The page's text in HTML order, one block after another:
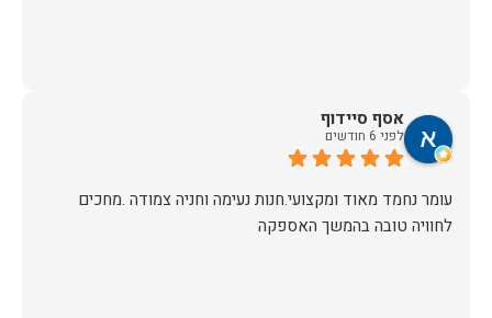
אסף סיידוף
לפני 6 חודשים
עומר נחמד מאוד ומקצועי.חנות נעימה וחניה צמודה .מחכים
לחוויה טובה בהמשך האספקה